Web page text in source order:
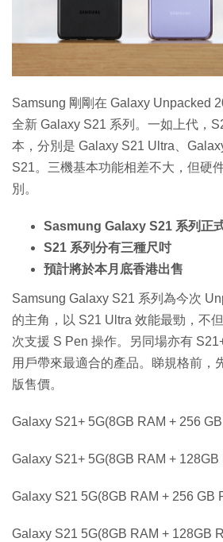
Samsung 剛剛在 Galaxy Unpacked
全新 Galaxy S21 系列。一如上代，
本，分別是 Galaxy S21 Ultra、
S21。三機基本功能相差不大，但硬
別。
Sasmung Galaxy S21 系列正
S21 系列分有三種尺吋
預計將於本月底香港出售
Samsung Galaxy S21 系列為今次
的主角，以 S21 Ultra 效能最勁，不
次支援 S Pen 操作。另同場亦有
用戶帶來最適合的產品。睇規格前，
版售價。
Galaxy S21+ 5G(8GB RAM + 256
Galaxy S21+ 5G(8GB RAM +
Galaxy S21 5G(8GB RAM + 256 GB
Galaxy S21 5G(8GB RAM + 128GB